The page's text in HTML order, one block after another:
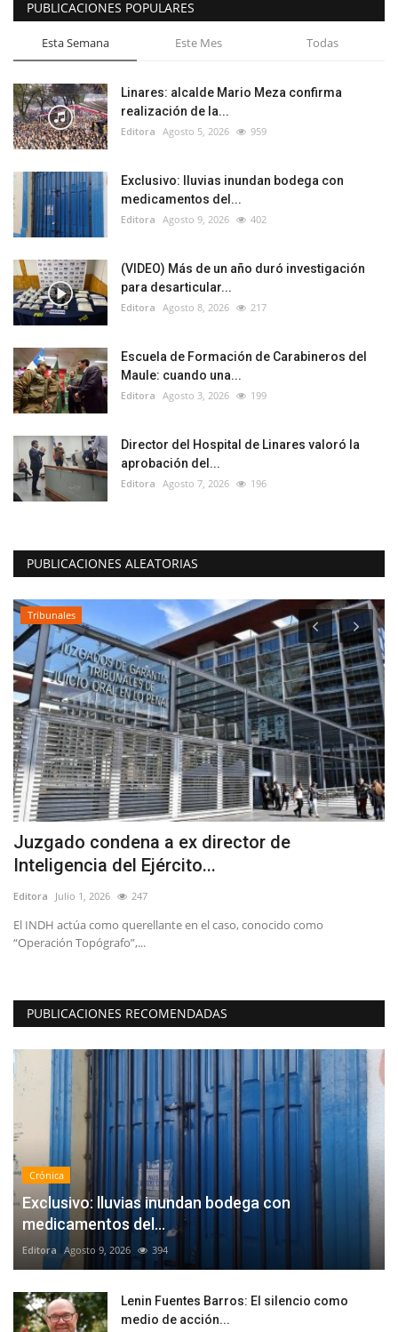
PUBLICACIONES POPULARES
Esta Semana Este Mes Todas
Linares: alcalde Mario Meza confirma
realización de la...
Editora Agosto 5, 2026 959
Exclusivo: lluvias inundan bodega con
medicamentos del...
Editora Agosto 9, 2026 402
(VIDEO) Más de un año duró investigación
para desarticular...
Editora Agosto 8, 2026 217
Escuela de Formación de Carabineros del
Maule: cuando una...
Editora Agosto 3, 2026 199
Director del Hospital de Linares valoró la
aprobación del...
Editora Agosto 7, 2026 196
PUBLICACIONES ALEATORIAS
a ex director de
en el caso, conocido como
Espectáculos
Ballet: La magia de
Santiago City Ballet
PUBLICACIONES RECOMENDADAS
Crónica
Exclusivo: lluvias inundan bodega con
medicamentos del...
Editora Agosto 9, 2026 394
Lenin Fuentes Barros: El silencio como
medio de acción...